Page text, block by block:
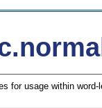
for usage within